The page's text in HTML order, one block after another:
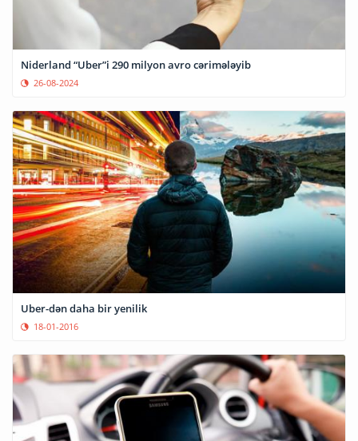
Niderland “Uber”i 290 milyon avro cərimələyib
26-08-2024
Uber-dən daha bir yenilik
18-01-2016